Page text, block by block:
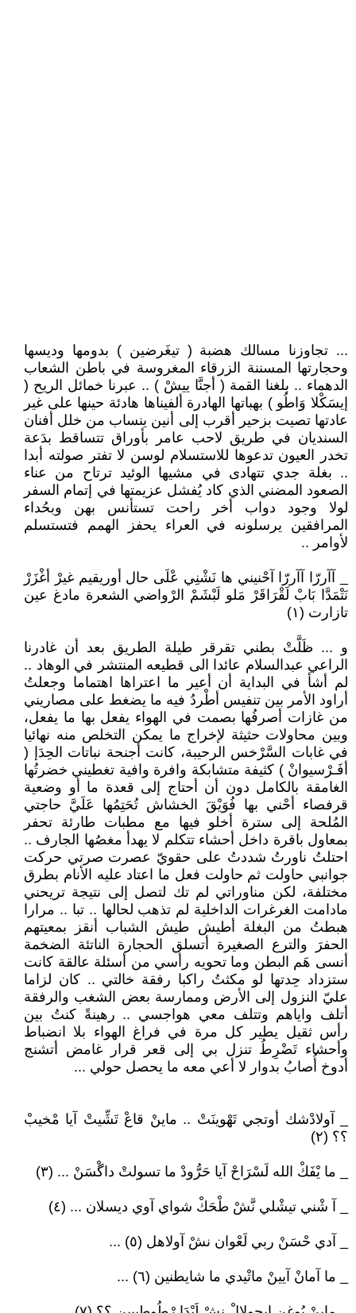
... تجاوزنا مسالك هضبة ( تيغَرضين ) بدومها وديسها
وحجارتها المسننة الزرقاء المغروسة في باطن الشعاب
الدهماء .. بلغنا القمة ( أجنَّا ييشْ ) .. عبرنا خمائل الريح (
إيسَكْلا وَاطُو ) بهباتها الهادرة ألفيناها هادئة حينها على غير
عادتها تصيت بزحير أقرب إلى أنين ينساب من خلل أفنان
السنديان في طريق لاحب عامر بأوراق تتساقط بدَعة
تخدر العيون تدعوها للاستسلام لوسن لا تفتر صولته أبدا
.. بغلة جدي تتهادى في مشيها الوئيد ترتاح من عناء
الصعود المضني الذي كاد يُفشل عزيمتها في إتمام السفر
لولا وجود دواب أخر راحت تستأنس بهن وبحُداء
المرافقين يرسلونه في العراء يحفز الهمم فتستسلم
لأوامر ..
_ آآررّا آآررّا آحْنيني ها نَشْنِي عْلَى حال أوريقيم غيرْ أغْزَرْ
نَتْمَدَّا بَابْ لَقْرَاقَرْ مَلو لَبْشَمْ الرْواضي الشعرة مادغ عين
تازارت (١)
و ... ظَلَّتْ بطني تقرقر طيلة الطريق بعد أن غادرنا
الراعي عبدالسلام عائدا الى قطيعه المنتشر في الوهاد ..
لم أشأ في البداية أن أعير ما اعتراها اهتماما وجعلتُ
أراود الأمر بين تنفيس أطْردُ فيه ما يضغط على مصاريني
من غازات أصرفُها بصمت في الهواء يفعل بها ما يفعل،
وبين محاولات حثيثة لإخراج ما يمكن التخلص منه نهائيا
في غابات السَّرْخس الرحيبة، كانت أجنحة نباتات الحِدَإ (
أفَـرْسيوانْ ) كثيفة متشابكة وافرة وافية تغطيني خضرتُها
الغامقة بالكامل دون أن أحتاج إلى قعدة ما أو وضعية
قرفصاء أحْني بها فُوَيْقَ الخشاش تُحَتِمُها عَلَيَّ حاجتي
المُلحة إلى سترة أخلو فيها مع مطبات طارئة تحفر
بمعاول باقرة داخل أحشاء تتكلم لا يهدأ مغصُها الجارف ..
احتلتُ ناورتُ شددتُ على حقويّ عصرت صرتي حركت
جوانبي حاولت ثم حاولت فعل ما اعتاد عليه الأنام بطرق
مختلفة، لكن مناوراتي لم تك لتصل إلى نتيجة تريحني
مادامت الغرغرات الداخلية لم تذهب لحالها .. تبا .. مرارا
هبطتُ من البغلة أطيش طيش الشباب أنقز بمعيتهم
الحفرَ والترع الصغيرة أتسلق الحجارة الناتئة الضخمة
أنسى هَم البطن وما تحويه رأسي من أسئلة عالقة كانت
ستزداد حِدتها لو مكثتُ راكبا رفقة خالتي .. كان لزاما
عليّ النزول إلى الأرض وممارسة بعض الشغب والرفقة
أتلف واياهم وتتلف معي هواجسي .. رهينةً كنتُ بين
رأس ثقيل يطير كل مرة في فراغ الهواء بلا انضباط
وأحشاء تَضْرِطُ تنزل بي إلى قعر قرار غامض أتشنج
أدوخ أُصابُ بدوار لا أعي معه ما يحصل حولي ...
_ آولادْشك أوتجي تَهْوينَتْ .. ماينْ قاعْ تَشِّيتْ آيا مْخيبْ
؟؟ (٢)
_ ما يْفَكْ الله لَسْرَاحْ آيا حَرُّودْ ما تسولتْ داگْسَنْ ... (٣)
_ آ شْني تيشْلي نَّشْ طْحَكْ شواي آوي ديسلان ... (٤)
_ آدي حْسَنْ ربي لَعْوان نشْ آولاهل (٥) ...
_ ما آمانْ آيينْ ماتْيدي ما شايطنين (٦) ...